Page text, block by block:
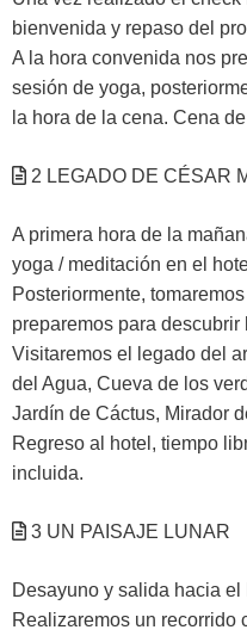
bienvenida y repaso del
A la hora convenida nos
sesión de yoga,
la hora de la cena. Cena
2 LEGADO DE CÉSAR
A primera hora de la
yoga / meditación en el
Posteriormente,
preparemos para
Visitaremos el legado del
del Agua, Cueva de los
Jardín de Cáctus, Mirador
Regreso al hotel, tiempo
incluida.
3 UN PAISAJE LUNAR
Desayuno y salida hacia
Realizaremos un recorrido